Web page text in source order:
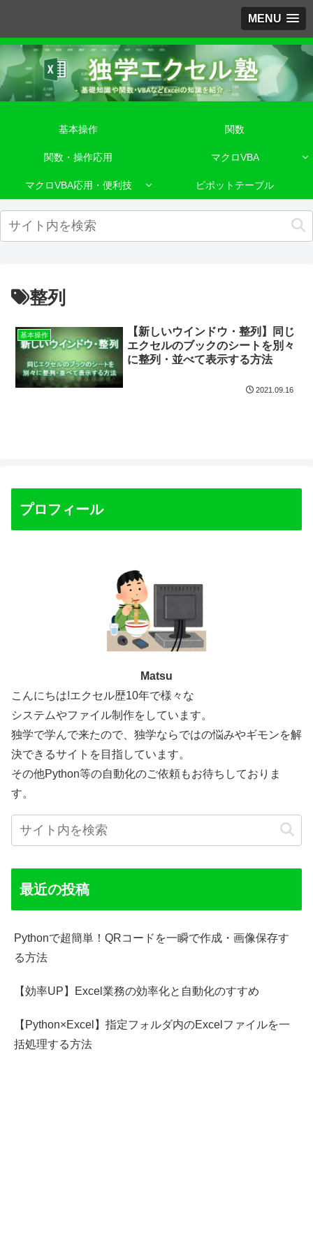
MENU
基本操作 関数
関数・操作応用 マクロVBA
マクロVBA応用・便利技 ピポットテーブル
整列
基本操作
【新しいウインドウ・整列】同じ
エクセルのブックのシートを別々
に整列・並べて表示する方法
2021.09.16
プロフィール
Matsu
こんにちは!エクセル歴10年で様々な
システムやファイル制作をしています。
独学で学んで来たので、独学ならではの悩みやギモンを解
決できるサイトを目指しています。
その他Python等の自動化のご依頼もお待ちしておりま
す。
最近の投稿
Pythonで超簡単！QRコードを一瞬で作成・画像保存す
る方法
【効率UP】Excel業務の効率化と自動化のすすめ
【Python×Excel】指定フォルダ内のExcelファイルを一
括処理する方法